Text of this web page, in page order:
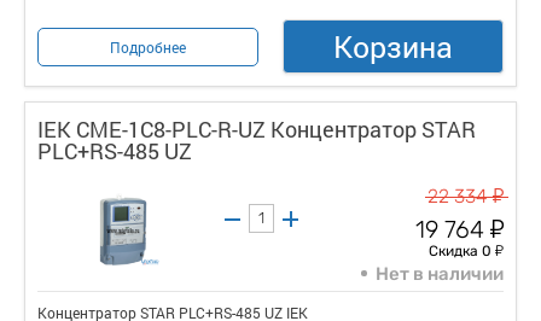
Подробнее Корзина
IEK CME-1C8-PLC-R-UZ Концентратор STAR
PLC+RS-485 UZ
22 334у
19 764 у
Скидка 0 у
Нет в наличии
Концентратор STAR PLC+RS-485 UZ IEK